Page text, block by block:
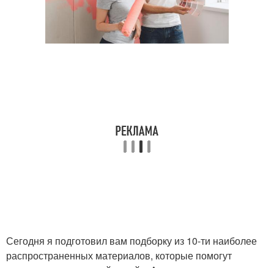
Сегодня я подготовил вам подборку из 10-ти наиболее
распространенных материалов, которые помогут